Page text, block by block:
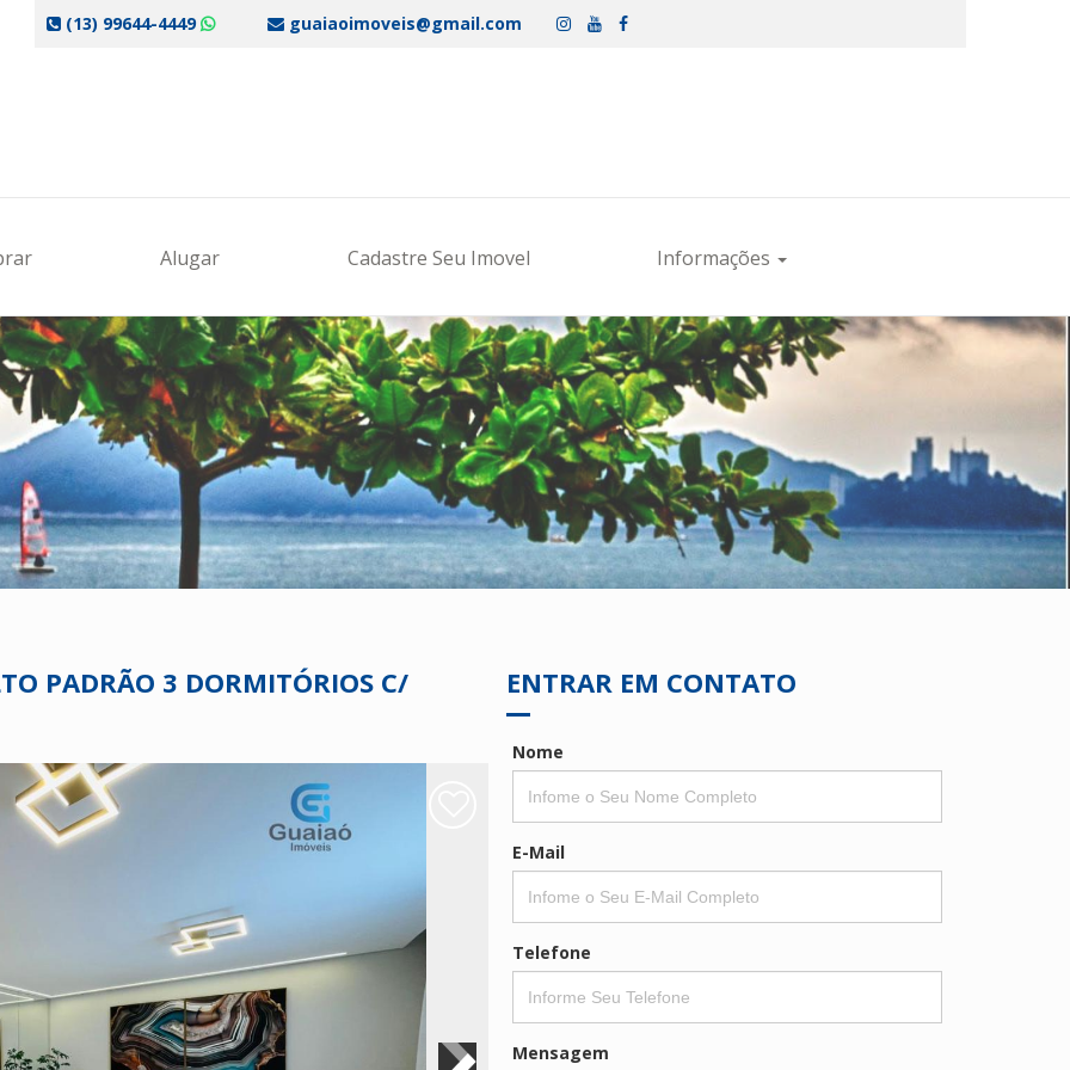
(13) 99644-4449 guaiaoimoveis@gmail.com
Alugar Cadastre Seu Imovel Informações
PADRÃO 3 DORMITÓRIOS C/ ENTRAR EM CONTATO
Nome
E-Mail
Telefone
Mensagem